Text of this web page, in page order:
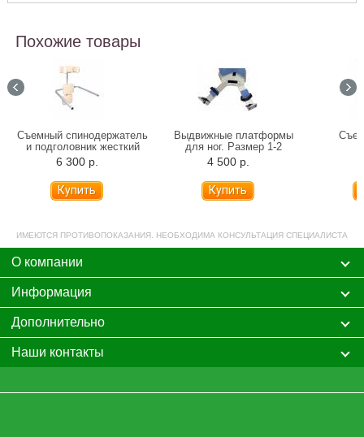
Похожие товары
Съемный спинодержатель
и подголовник жесткий
6 300 р.
Выдвижные платформы
для ног. Размер 1-2
4 500 р.
ИМЕЮТСЯ ПРОТИВОПОКАЗАНИЯ. НЕОБХОДИМА КОНСУЛЬТАЦИЯ СПЕЦИАЛИСТА
О компании
Информация
Дополнительно
Наши контакты